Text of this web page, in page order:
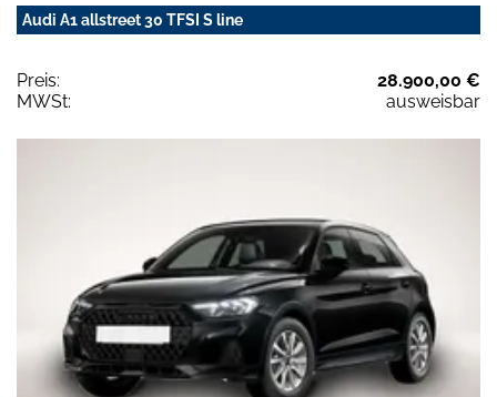
Audi A1 allstreet 30 TFSI S line
Preis:
28.900,00 €
MWSt:
ausweisbar